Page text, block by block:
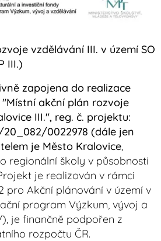
vzdělávání III. v území SO
III.)
zapojena do realizace
"Místní akční plán rozvoje
III.", reg. č. projektu:
0022978 (dále jen
je Město Kralovice,
regionální školy v působnosti
je realizován v rámci
pro Akční plánování v území v
program Výzkum, vývoj a
), je finančně podpořen z
rozpočtu ČR.